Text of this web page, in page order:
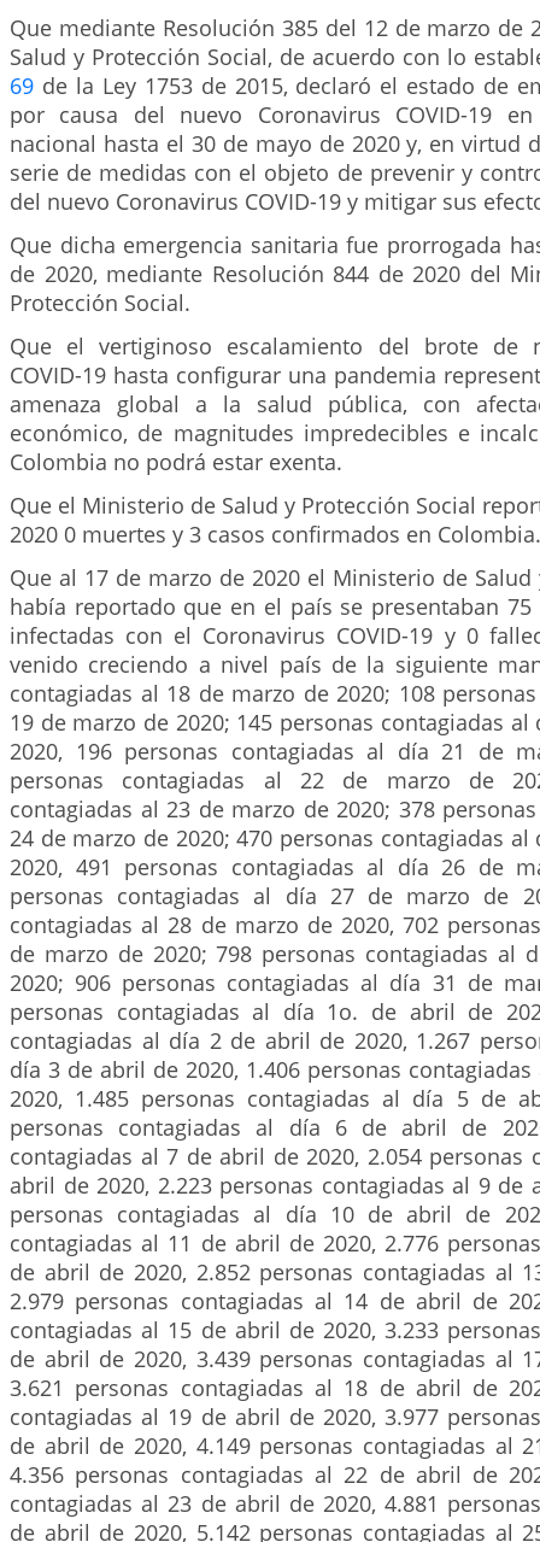
Que mediante Resolución 385 del 12 de marzo de
Salud y Protección Social, de acuerdo con lo
69 de la Ley 1753 de 2015, declaró el estado de
por causa del nuevo Coronavirus COVID-19
nacional hasta el 30 de mayo de 2020 y, en virtud
serie de medidas con el objeto de prevenir y
del nuevo Coronavirus COVID-19 y mitigar sus
Que dicha emergencia sanitaria fue prorrogada
de 2020, mediante Resolución 844 de 2020 del
Protección Social.
Que el vertiginoso escalamiento del brote de
COVID-19 hasta configurar una pandemia
amenaza global a la salud pública, con
económico, de magnitudes impredecibles e
Colombia no podrá estar exenta.
Que el Ministerio de Salud y Protección Social
2020 0 muertes y 3 casos confirmados en Colombia.
Que al 17 de marzo de 2020 el Ministerio de Salud
había reportado que en el país se presentaban 75
infectadas con el Coronavirus COVID-19 y 0
venido creciendo a nivel país de la siguiente
contagiadas al 18 de marzo de 2020; 108
19 de marzo de 2020; 145 personas contagiadas
2020, 196 personas contagiadas al día 21 de
personas contagiadas al 22 de marzo de
contagiadas al 23 de marzo de 2020; 378
24 de marzo de 2020; 470 personas contagiadas
2020, 491 personas contagiadas al día 26 de
personas contagiadas al día 27 de marzo de
contagiadas al 28 de marzo de 2020, 702
de marzo de 2020; 798 personas contagiadas al
2020; 906 personas contagiadas al día 31 de
personas contagiadas al día 1o. de abril de
contagiadas al día 2 de abril de 2020, 1.267
día 3 de abril de 2020, 1.406 personas
2020, 1.485 personas contagiadas al día 5 de
personas contagiadas al día 6 de abril de
contagiadas al 7 de abril de 2020, 2.054 personas
abril de 2020, 2.223 personas contagiadas al 9 de
personas contagiadas al día 10 de abril de
contagiadas al 11 de abril de 2020, 2.776
de abril de 2020, 2.852 personas contagiadas al
2.979 personas contagiadas al 14 de abril de
contagiadas al 15 de abril de 2020, 3.233
de abril de 2020, 3.439 personas contagiadas al
3.621 personas contagiadas al 18 de abril de
contagiadas al 19 de abril de 2020, 3.977
de abril de 2020, 4.149 personas contagiadas al
4.356 personas contagiadas al 22 de abril de
contagiadas al 23 de abril de 2020, 4.881
de abril de 2020, 5.142 personas contagiadas al